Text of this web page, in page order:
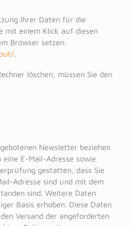
Ihrer Daten für die
mit einem Klick auf diesen
Browser setzen:
.
löschen, müssen Sie den
Newsletter beziehen
E-Mail-Adresse sowie
gestatten, dass Sie
Adresse sind und mit dem
sind. Weitere Daten
Basis erhoben. Diese Daten
Versand der angeforderten